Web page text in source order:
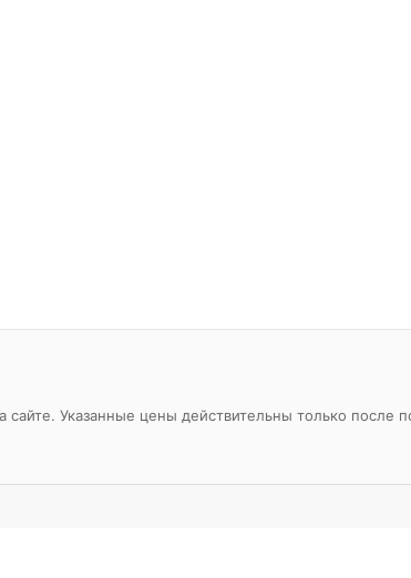
сайте. Указанные цены действительны только после